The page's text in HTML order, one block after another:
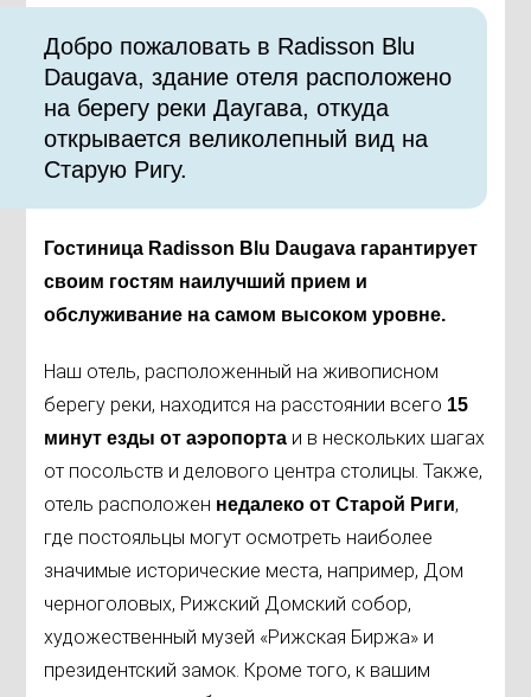
Добро пожаловать в Radisson Blu
Daugava, здание отеля расположено
на берегу реки Даугава, откуда
открывается великолепный вид на
Старую Ригу.
Гостиница Radisson Blu Daugava гарантирует
своим гостям наилучший прием и
обслуживание на самом высоком уровне.
Наш отель, расположенный на живописном
берегу реки, находится на расстоянии всего 15
минут езды от аэропорта и в нескольких шагах
от посольств и делового центра столицы. Также,
отель расположен недалеко от Старой Риги,
где постояльцы могут осмотреть наиболее
значимые исторические места, например, Дом
черноголовых, Рижский Домский собор,
художественный музей «Рижская Биржа» и
президентский замок. Кроме того, к вашим